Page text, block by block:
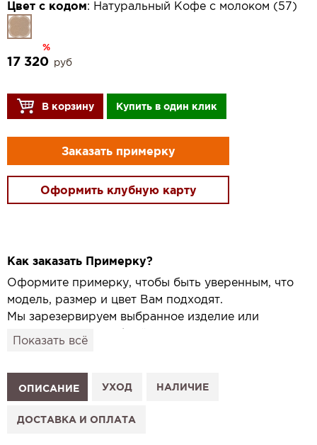
Цвет с кодом: Натуральный Кофе с молоком (57)
%
17 320 руб
В корзину Купить в один клик
Заказать примерку
Оформить клубную карту
Как заказать Примерку?
Оформите примерку, чтобы быть уверенным, что
модель, размер и цвет Вам подходят.
Мы зарезервируем выбранное изделие или
привезём его в удобный для вас салон и
1. Выберите изделие на сайте.
2. Нажмите «Заказать примерку» и выберите салон.
3. Заполните форму и отправьте заявку.
Показать всё
ОПИСАНИЕ УХОД НАЛИЧИЕ
ДОСТАВКА И ОПЛАТА